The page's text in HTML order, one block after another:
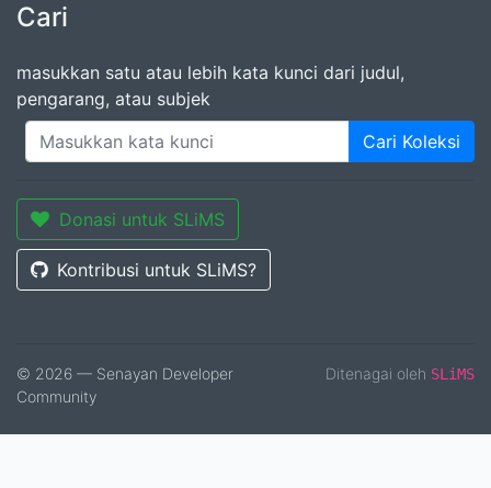
Cari
masukkan satu atau lebih kata kunci dari judul,
pengarang, atau subjek
Cari Koleksi
Donasi untuk SLiMS
Kontribusi untuk SLiMS?
© 2026 — Senayan Developer
Community
Ditenagai oleh SLiMS